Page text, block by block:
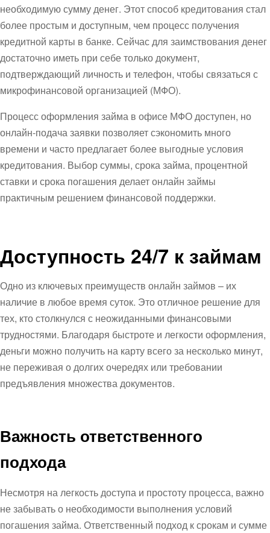
необходимую сумму денег. Этот способ кредитования стал
более простым и доступным, чем процесс получения
кредитной карты в банке. Сейчас для заимствования денег
достаточно иметь при себе только документ,
подтверждающий личность и телефон, чтобы связаться с
микрофинансовой организацией (МФО).
Процесс оформления займа в офисе МФО доступен, но
онлайн-подача заявки позволяет сэкономить много
времени и часто предлагает более выгодные условия
кредитования. Выбор суммы, срока займа, процентной
ставки и срока погашения делает онлайн займы
практичным решением финансовой поддержки.
Доступность 24/7 к займам
Одно из ключевых преимуществ онлайн займов – их
наличие в любое время суток. Это отличное решение для
тех, кто столкнулся с неожиданными финансовыми
трудностями. Благодаря быстроте и легкости оформления,
деньги можно получить на карту всего за несколько минут,
не переживая о долгих очередях или требовании
предъявления множества документов.
Важность ответственного
подхода
Несмотря на легкость доступа и простоту процесса, важно
не забывать о необходимости выполнения условий
погашения займа. Ответственный подход к срокам и сумме